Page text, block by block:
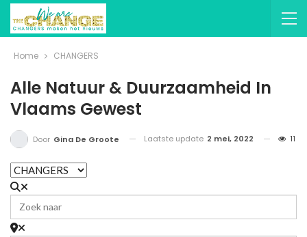
Home CHANGERS
Alle Natuur & Duurzaamheid In
Vlaams Gewest
Door Gina De Groote Laatste update 2 mei, 2022 11